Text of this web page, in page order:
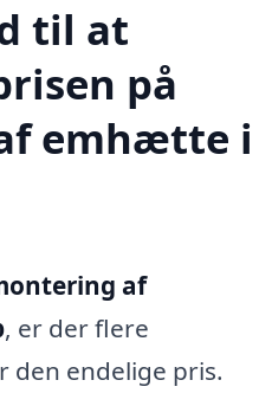
til at
på
emhætte i
af
, er der flere
den endelige pris.